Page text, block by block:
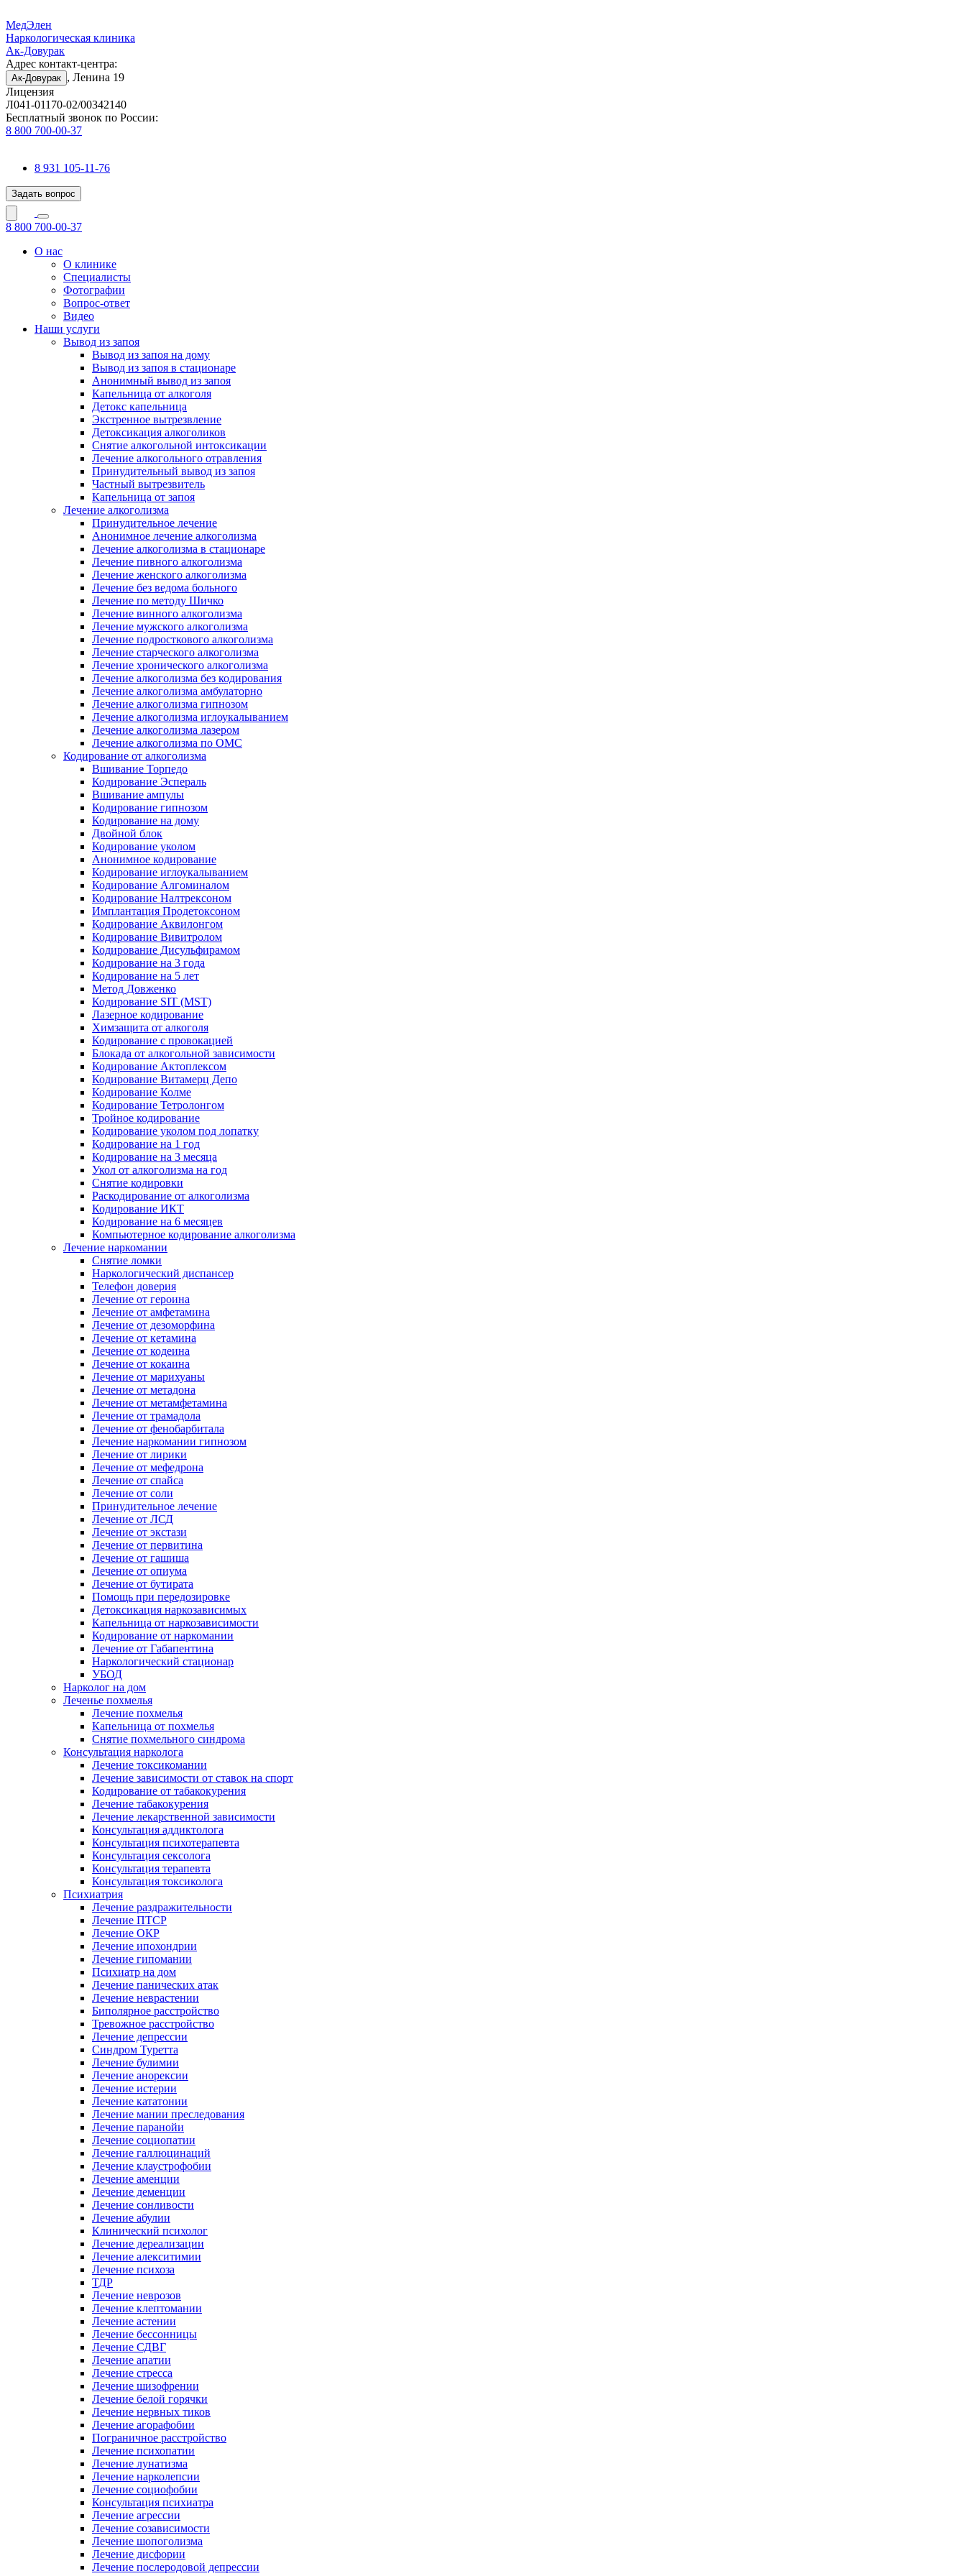
МедЭлен
Наркологическая клиника
Ак-Довурак
Адрес контакт-центра:
Ак-Довурак , Ленина 19
Лицензия
Л041-01170-02/00342140
Бесплатный звонок по России:
8 800 700-00-37
8 931 105-11-76
Задать вопрос
8 800 700-00-37
О нас
О клинике
Специалисты
Фотографии
Вопрос-ответ
Видео
Наши услуги
Вывод из запоя
Вывод из запоя на дому
Вывод из запоя в стационаре
Анонимный вывод из запоя
Капельница от алкоголя
Детокс капельница
Экстренное вытрезвление
Детоксикация алкоголиков
Снятие алкогольной интоксикации
Лечение алкогольного отравления
Принудительный вывод из запоя
Частный вытрезвитель
Капельница от запоя
Лечение алкоголизма
Принудительное лечение
Анонимное лечение алкоголизма
Лечение алкоголизма в стационаре
Лечение пивного алкоголизма
Лечение женского алкоголизма
Лечение без ведома больного
Лечение по методу Шичко
Лечение винного алкоголизма
Лечение мужского алкоголизма
Лечение подросткового алкоголизма
Лечение старческого алкоголизма
Лечение хронического алкоголизма
Лечение алкоголизма без кодирования
Лечение алкоголизма амбулаторно
Лечение алкоголизма гипнозом
Лечение алкоголизма иглоукалыванием
Лечение алкоголизма лазером
Лечение алкоголизма по ОМС
Кодирование от алкоголизма
Вшивание Торпедо
Кодирование Эспераль
Вшивание ампулы
Кодирование гипнозом
Кодирование на дому
Двойной блок
Кодирование уколом
Анонимное кодирование
Кодирование иглоукалыванием
Кодирование Алгоминалом
Кодирование Налтрексоном
Имплантация Продетоксоном
Кодирование Аквилонгом
Кодирование Вивитролом
Кодирование Дисульфирамом
Кодирование на 3 года
Кодирование на 5 лет
Метод Довженко
Кодирование SIT (MST)
Лазерное кодирование
Химзащита от алкоголя
Кодирование с провокацией
Блокада от алкогольной зависимости
Кодирование Актоплексом
Кодирование Витамерц Депо
Кодирование Колме
Кодирование Тетролонгом
Тройное кодирование
Кодирование уколом под лопатку
Кодирование на 1 год
Кодирование на 3 месяца
Укол от алкоголизма на год
Снятие кодировки
Раскодирование от алкоголизма
Кодирование ИКТ
Кодирование на 6 месяцев
Компьютерное кодирование алкоголизма
Лечение наркомании
Снятие ломки
Наркологический диспансер
Телефон доверия
Лечение от героина
Лечение от амфетамина
Лечение от дезоморфина
Лечение от кетамина
Лечение от кодеина
Лечение от кокаина
Лечение от марихуаны
Лечение от метадона
Лечение от метамфетамина
Лечение от трамадола
Лечение от фенобарбитала
Лечение наркомании гипнозом
Лечение от лирики
Лечение от мефедрона
Лечение от спайса
Лечение от соли
Принудительное лечение
Лечение от ЛСД
Лечение от экстази
Лечение от первитина
Лечение от гашиша
Лечение от опиума
Лечение от бутирата
Помощь при передозировке
Детоксикация наркозависимых
Капельница от наркозависимости
Кодирование от наркомании
Лечение от Габапентина
Наркологический стационар
УБОД
Нарколог на дом
Леченье похмелья
Лечение похмелья
Капельница от похмелья
Снятие похмельного синдрома
Консультация нарколога
Лечение токсикомании
Лечение зависимости от ставок на спорт
Кодирование от табакокурения
Лечение табакокурения
Лечение лекарственной зависимости
Консультация аддиктолога
Консультация психотерапевта
Консультация сексолога
Консультация терапевта
Консультация токсиколога
Психиатрия
Лечение раздражительности
Лечение ПТСР
Лечение ОКР
Лечение ипохондрии
Лечение гипомании
Психиатр на дом
Лечение панических атак
Лечение неврастении
Биполярное расстройство
Тревожное расстройство
Лечение депрессии
Синдром Туретта
Лечение булимии
Лечение анорексии
Лечение истерии
Лечение кататонии
Лечение мании преследования
Лечение паранойи
Лечение социопатии
Лечение галлюцинаций
Лечение клаустрофобии
Лечение аменции
Лечение деменции
Лечение сонливости
Лечение абулии
Клинический психолог
Лечение дереализации
Лечение алекситимии
Лечение психоза
ТДР
Лечение неврозов
Лечение клептомании
Лечение астении
Лечение бессонницы
Лечение СДВГ
Лечение апатии
Лечение стресса
Лечение шизофрении
Лечение белой горячки
Лечение нервных тиков
Лечение агорафобии
Пограничное расстройство
Лечение психопатии
Лечение лунатизма
Лечение нарколепсии
Лечение социофобии
Консультация психиатра
Лечение агрессии
Лечение созависимости
Лечение шопоголизма
Лечение дисфории
Лечение послеродовой депрессии